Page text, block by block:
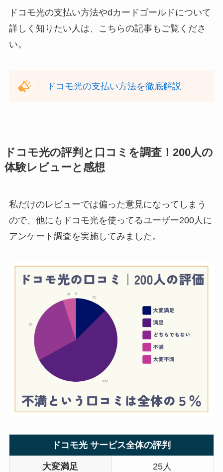
ドコモ光の支払い方法やdカードゴールドについて
詳しく知りたい人は、こちらの記事もご覧くださ
い。
ドコモ光の支払い方法を徹底解説
ドコモ光の評判と口コミを調査！200人の
体験レビューと感想
私だけのレビューでは偏った意見になってしまう
ので、他にもドコモ光を使ってるユーザー200人に
アンケート調査を実施してみました。
ドコモ光 サービス全体の評判
大変満足 25人